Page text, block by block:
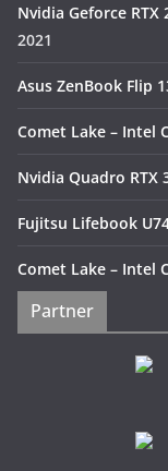
Nvidia Geforce
2021
Asus ZenBook Flip
Comet Lake – Intel
Nvidia Quadro RTX
Fujitsu Lifebook
Comet Lake – Intel
Partner